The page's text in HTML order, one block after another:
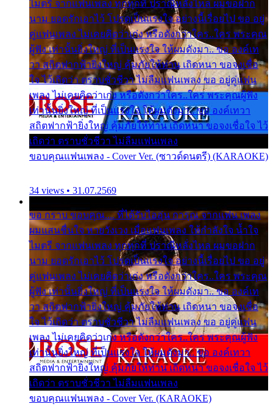
ไมตรี จากแฟนเพลง ทุกทุกที่ ปราณีหลั่งไหล ผมขอฝาก
นาม ยอดรักเอาไว้ โปรดเป็นแรงใจ อย่างนี้เรื่อยไป ขอ อยู่
คู่แฟนเพลง ไม่เคยคิดว่าเก่ง หรือดังกว่าใคร..ใคร พระคุณ
ผู้ฟัง เท่านั้นยิ่งใหญ่ ที่เป็นแรงใจ ให้ผมดังมา.. ขอ องค์เท
วา สถิตฟากฟ้ายิ่งใหญ่ คุ้มภัยให้ท่าน เถิดหนา ขอจงเชื่อ
ใจ ไว้เถิดว่า ตราบชั่วชีวา ไม่ลืมแฟนเพลง ขอ อยู่คู่แฟน
เพลง ไม่เคยคิดว่าเก่ง หรือดังกว่าใคร..ใคร พระคุณผู้ฟัง
เท่านั้นยิ่งใหญ่ ที่เป็นแรงใจ ให้ผมดังมา.. ขอ องค์เทวา
สถิตฟากฟ้ายิ่งใหญ่ คุ้มภัยให้ท่าน เถิดหนา ขอจงเชื่อใจ ไว้
เถิดว่า ตราบชั่วชีวา ไม่ลืมแฟนเพลง
ขอบคุณแฟนเพลง - Cover Ver. (ซาวด์ดนตรี) (KARAOKE)
34 views • 31.07.2569
ขอ กราบ ขอบคุณ.... ที่ได้รับไออุ่น การุณ จากแฟน เพลง
ผมแสนชื่นใจ หายวังเวง เมื่อแฟนเพลง ให้กำลังใจ น้ำใจ
ไมตรี จากแฟนเพลง ทุกทุกที่ ปราณีหลั่งไหล ผมขอฝาก
นาม ยอดรักเอาไว้ โปรดเป็นแรงใจ อย่างนี้เรื่อยไป ขอ อยู่
คู่แฟนเพลง ไม่เคยคิดว่าเก่ง หรือดังกว่าใคร..ใคร พระคุณ
ผู้ฟัง เท่านั้นยิ่งใหญ่ ที่เป็นแรงใจ ให้ผมดังมา.. ขอ องค์เท
วา สถิตฟากฟ้ายิ่งใหญ่ คุ้มภัยให้ท่าน เถิดหนา ขอจงเชื่อ
ใจ ไว้เถิดว่า ตราบชั่วชีวา ไม่ลืมแฟนเพลง ขอ อยู่คู่แฟน
เพลง ไม่เคยคิดว่าเก่ง หรือดังกว่าใคร..ใคร พระคุณผู้ฟัง
เท่านั้นยิ่งใหญ่ ที่เป็นแรงใจ ให้ผมดังมา.. ขอ องค์เทวา
สถิตฟากฟ้ายิ่งใหญ่ คุ้มภัยให้ท่าน เถิดหนา ขอจงเชื่อใจ ไว้
เถิดว่า ตราบชั่วชีวา ไม่ลืมแฟนเพลง
ขอบคุณแฟนเพลง - Cover Ver. (KARAOKE)